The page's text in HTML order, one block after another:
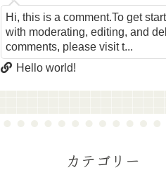
Hi, this is a comment.To get
with moderating, editing, and
comments, please visit t...
Hello world!
カテゴリー